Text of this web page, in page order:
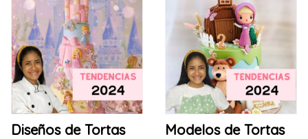
Diseños de Tortas
Modelos de Tortas